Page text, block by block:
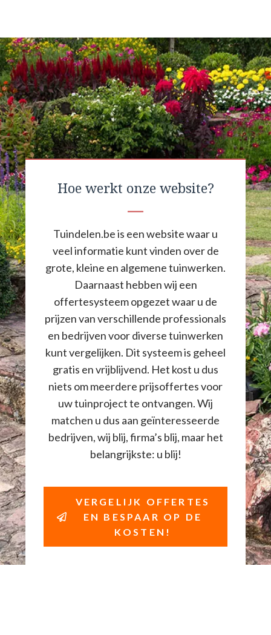
Hoe werkt onze website?
Tuindelen.be is een website waar u
veel informatie kunt vinden over de
grote, kleine en algemene tuinwerken.
Daarnaast hebben wij een
offertesysteem opgezet waar u de
prijzen van verschillende professionals
en bedrijven voor diverse tuinwerken
kunt vergelijken. Dit systeem is geheel
gratis en vrijblijvend. Het kost u dus
niets om meerdere prijsoffertes voor
uw tuinproject te ontvangen. Wij
matchen u dus aan geïnteresseerde
bedrijven, wij blij, firma’s blij, maar het
belangrijkste: u blij!
VERGELIJK OFFERTES
EN BESPAAR OP DE
KOSTEN!